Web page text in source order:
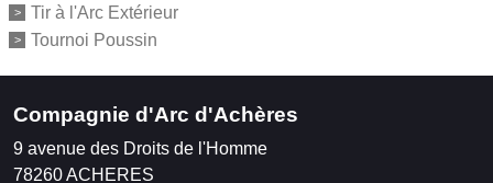
Tir à l'Arc Extérieur
Tournoi Poussin
Compagnie d'Arc d'Achères
9 avenue des Droits de l'Homme
78260ACHERES